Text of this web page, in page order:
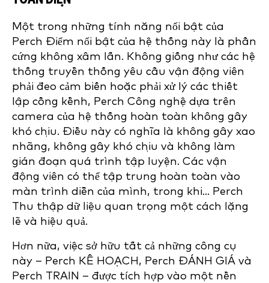
Một trong những tính năng nổi bật của
Perch Điểm nổi bật của hệ thống này là phần
cứng không xâm lấn. Không giống như các hệ
thống truyền thống yêu cầu vận động viên
phải đeo cảm biến hoặc phải xử lý các thiết
lập cồng kềnh, Perch Công nghệ dựa trên
camera của hệ thống hoàn toàn không gây
khó chịu. Điều này có nghĩa là không gây xao
nhãng, không gây khó chịu và không làm
gián đoạn quá trình tập luyện. Các vận
động viên có thể tập trung hoàn toàn vào
màn trình diễn của mình, trong khi... Perch
Thu thập dữ liệu quan trọng một cách lặng
lẽ và hiệu quả.
Hơn nữa, việc sở hữu tất cả những công cụ
này – Perch KẾ HOẠCH, Perch ĐÁNH GIÁ và
Perch TRAIN – được tích hợp vào một nền